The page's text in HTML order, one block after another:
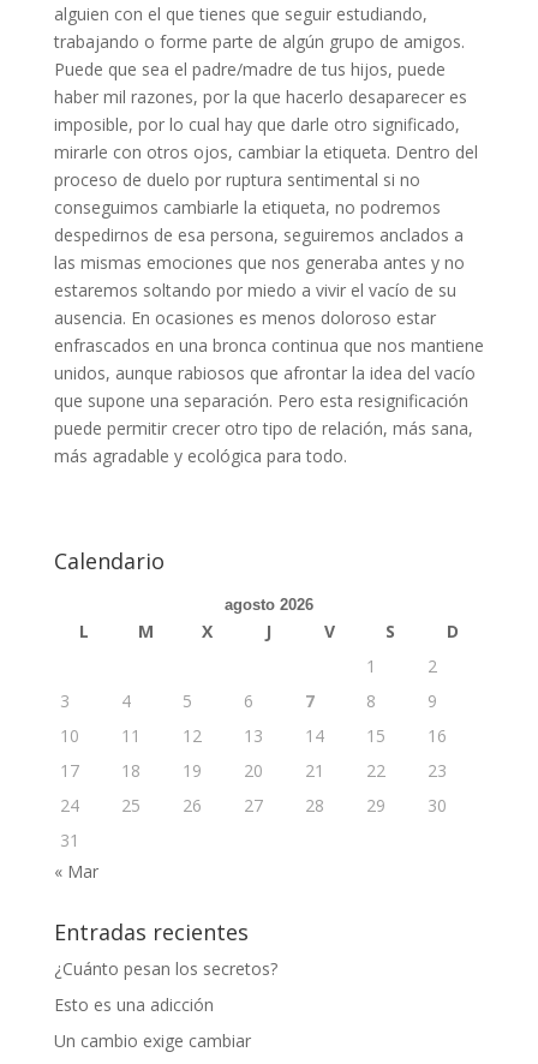
alguien con el que tienes que seguir estudiando,
trabajando o forme parte de algún grupo de amigos.
Puede que sea el padre/madre de tus hijos, puede
haber mil razones, por la que hacerlo desaparecer es
imposible, por lo cual hay que darle otro significado,
mirarle con otros ojos, cambiar la etiqueta. Dentro del
proceso de duelo por ruptura sentimental si no
conseguimos cambiarle la etiqueta, no podremos
despedirnos de esa persona, seguiremos anclados a
las mismas emociones que nos generaba antes y no
estaremos soltando por miedo a vivir el vacío de su
ausencia. En ocasiones es menos doloroso estar
enfrascados en una bronca continua que nos mantiene
unidos, aunque rabiosos que afrontar la idea del vacío
que supone una separación. Pero esta resignificación
puede permitir crecer otro tipo de relación, más sana,
más agradable y ecológica para todo.
Calendario
agosto 2026
L M X J V S
D
1
2
3
4 5 6 7 8
9
10
11 12 13 14 15
16
17
18 19 20 21 22
23
24
25 26 27 28 29
30
31
« Mar
Entradas recientes
¿Cuánto pesan los secretos?
Esto es una adicción
Un cambio exige cambiar